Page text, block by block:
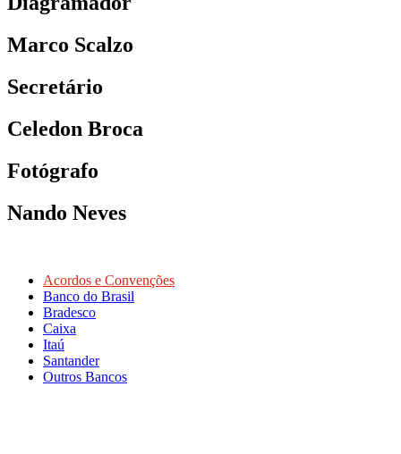
Marco Scalzo
Secretário
Celedon Broca
Fotógrafo
Nando Neves
Acordos e Convenções
Banco do Brasil
Bradesco
Caixa
Itaú
Santander
Outros Bancos